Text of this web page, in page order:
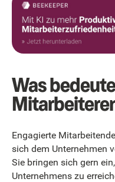
Was
Engagierte
sich dem Unternehmen
Sie bringen sich gern
Unternehmens zu